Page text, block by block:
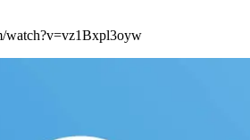
watch?v=vz1Bxpl3oyw